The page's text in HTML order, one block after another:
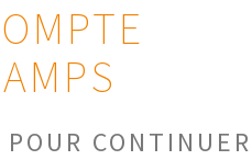
CONTINUER